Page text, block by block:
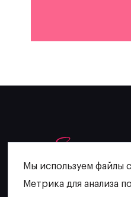
Мы используем файлы
Метрика для анализа